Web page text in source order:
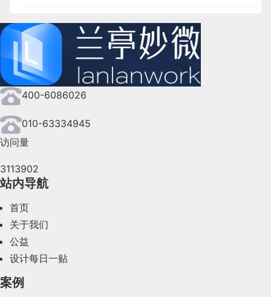
2024年9月(144)
2024年8月(164)
2024年7月(107)
2024年6月(63)
2024年4月(44)
2024年2月(58)
400-6086026
010-63334945
访问量
3113902
站内导航
首页
关于我们
公益
设计每日一贴
案例